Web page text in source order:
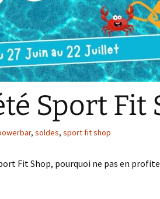
Sport Fit
, soldes, sport fit shop
Fit Shop, pourquoi ne pas en